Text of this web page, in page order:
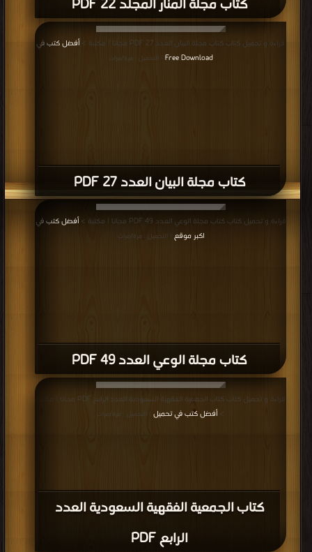
كتاب مجلة المنار المجلد 22 PDF
كتاب مجلة البيان العدد 27 PDF
قراءة و تحميل كتاب كتاب مجلة البيان العدد 27 PDF مجانا | مكتبة >
أفضل كتب في
Free Download | التحميل : مرة/مرات
كتاب مجلة الوعي العدد 49 PDF
قراءة و تحميل كتاب كتاب مجلة الوعي العدد 49 PDF مجانا | مكتبة >
أفضل كتب في
اكبر موقع
| التحميل : مرة/مرات
كتاب الجمعية الفقهية السعودية العدد
الرابع PDF
قراءة و تحميل كتاب كتاب الجمعية الفقهية السعودية العدد الرابع PDF مجانا | مكتبة
>أفضل كتب في تحميل | التحميل : مرة/مرات